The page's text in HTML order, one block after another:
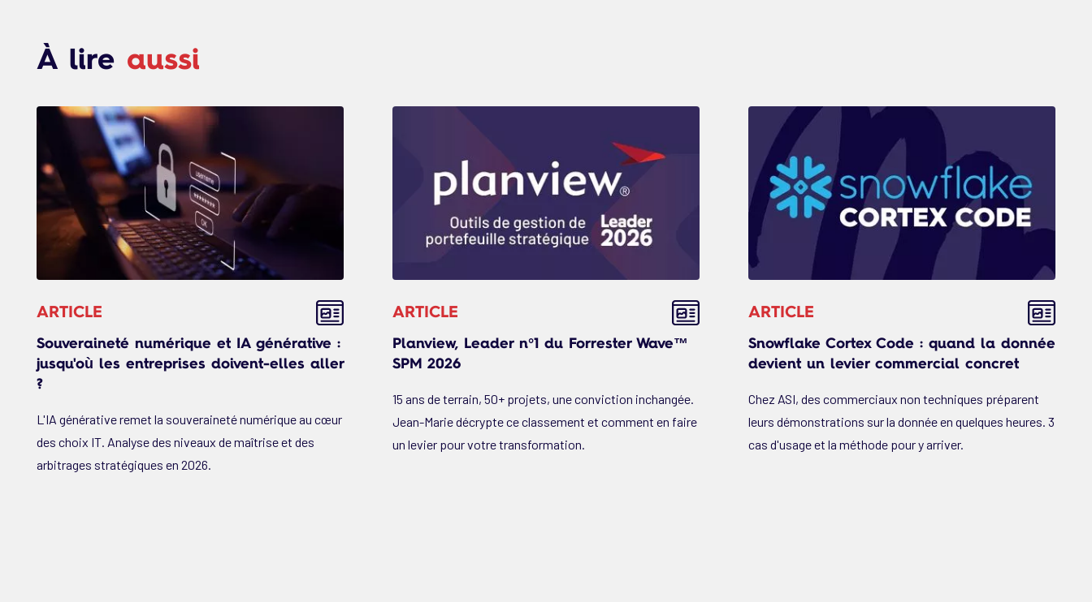
À lire aussi
ARTICLE
Souveraineté numérique et IA générative :
jusqu'où les entreprises doivent-elles aller
?
L'IA générative remet la souveraineté numérique au cœur
des choix IT. Analyse des niveaux de maîtrise et des
arbitrages stratégiques en 2026.
ARTICLE
Planview, Leader n°1 du Forrester Wave™
SPM 2026
15 ans de terrain, 50+ projets, une conviction inchangée.
Jean-Marie décrypte ce classement et comment en faire
un levier pour votre transformation.
ARTICLE
Snowflake Cortex Code : quand la donnée
devient un levier commercial concret
Chez ASI, des commerciaux non techniques préparent
leurs démonstrations sur la donnée en quelques heures. 3
cas d'usage et la méthode pour y arriver.